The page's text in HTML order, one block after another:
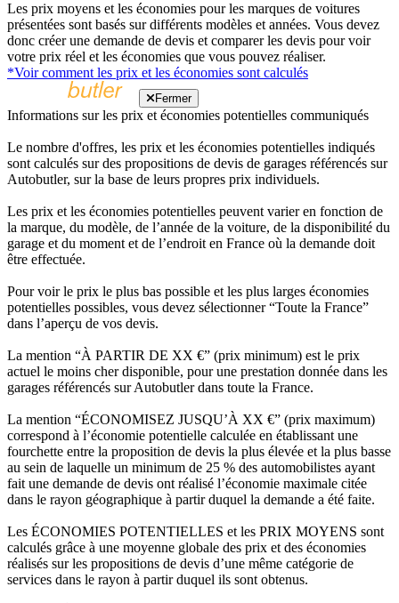
Les prix moyens et les économies pour les marques de voitures
présentées sont basés sur différents modèles et années. Vous devez
donc créer une demande de devis et comparer les devis pour voir
votre prix réel et les économies que vous pouvez réaliser.
*Voir comment les prix et les économies sont calculés
Fermer
Informations sur les prix et économies potentielles communiqués
Le nombre d'offres, les prix et les économies potentielles indiqués
sont calculés sur des propositions de devis de garages référencés sur
Autobutler, sur la base de leurs propres prix individuels.
Les prix et les économies potentielles peuvent varier en fonction de
la marque, du modèle, de l’année de la voiture, de la disponibilité du
garage et du moment et de l’endroit en France où la demande doit
être effectuée.
Pour voir le prix le plus bas possible et les plus larges économies
potentielles possibles, vous devez sélectionner “Toute la France”
dans l’aperçu de vos devis.
La mention “À PARTIR DE XX €” (prix minimum) est le prix
actuel le moins cher disponible, pour une prestation donnée dans les
garages référencés sur Autobutler dans toute la France.
La mention “ÉCONOMISEZ JUSQU’À XX €” (prix maximum)
correspond à l’économie potentielle calculée en établissant une
fourchette entre la proposition de devis la plus élevée et la plus basse
au sein de laquelle un minimum de 25 % des automobilistes ayant
fait une demande de devis ont réalisé l’économie maximale citée
dans le rayon géographique à partir duquel la demande a été faite.
Les ÉCONOMIES POTENTIELLES et les PRIX MOYENS sont
calculés grâce à une moyenne globale des prix et des économies
réalisés sur les propositions de devis d’une même catégorie de
services dans le rayon à partir duquel ils sont obtenus.